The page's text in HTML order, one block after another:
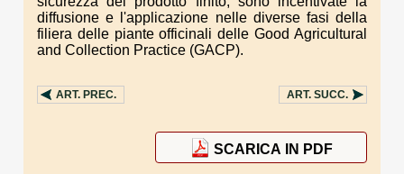
diffusione e l'applicazione nelle diverse fasi della
filiera delle piante officinali delle Good Agricultural
and Collection Practice (GACP).
ART. PREC. ART. SUCC.
SCARICA IN PDF